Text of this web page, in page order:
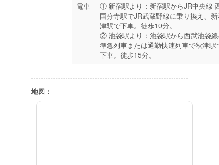
電車
① 新宿駅より：新宿駅からJR中央線
国分寺駅でJR武蔵野線に乗り換え、
津駅で下車。徒歩10分。
② 池袋駅より：池袋駅から西武池袋
準急列車または通勤快速列車で秋津駅
下車。徒歩15分。
地図：